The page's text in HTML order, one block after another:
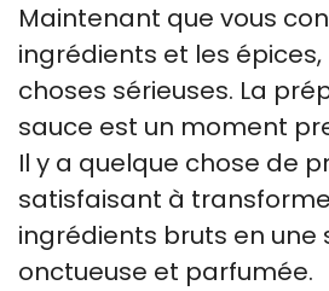
Maintenant que vous
ingrédients et les
choses sérieuses. La
sauce est un moment
Il y a quelque chose de
satisfaisant à
ingrédients bruts en une
onctueuse et parfumée.